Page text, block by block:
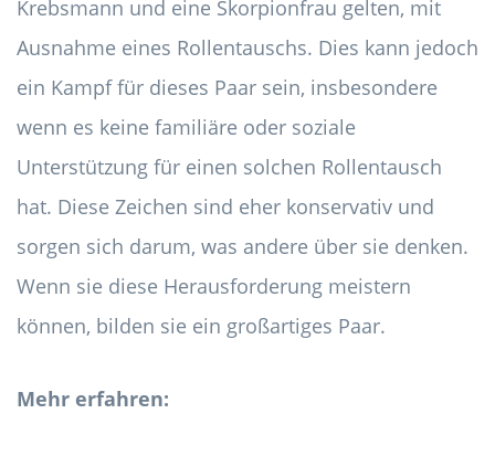
Krebsmann und eine Skorpionfrau gelten, mit
Ausnahme eines Rollentauschs. Dies kann jedoch
ein Kampf für dieses Paar sein, insbesondere
wenn es keine familiäre oder soziale
Unterstützung für einen solchen Rollentausch
hat. Diese Zeichen sind eher konservativ und
sorgen sich darum, was andere über sie denken.
Wenn sie diese Herausforderung meistern
können, bilden sie ein großartiges Paar.
Mehr erfahren: